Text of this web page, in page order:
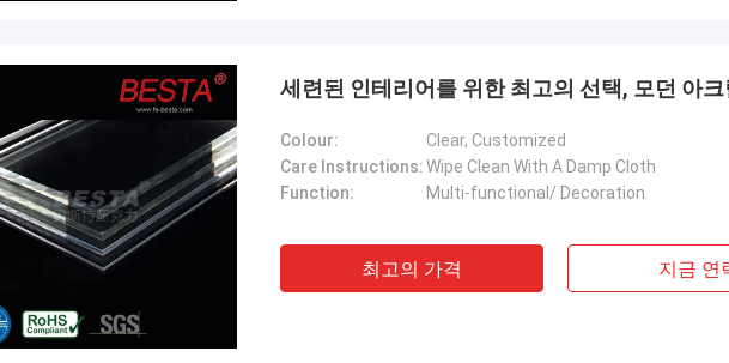
세련된 인테리어를 위한 최고의 선택, 모던 아
Colour:
Clear, Customized
Care Instructions:Wipe Clean With A Damp Cloth
Function:
Multi-functional/ Decoration
최고의 가격 지금 연